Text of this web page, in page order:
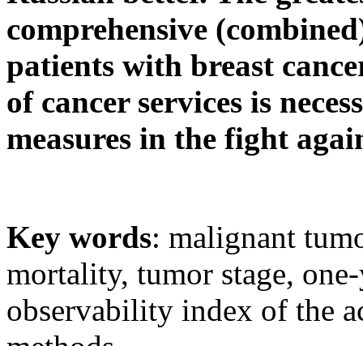
comprehensive
patients with breast
of cancer services is
measures in the fight
Key words: malignant
mortality, tumor stage,
observability index of the